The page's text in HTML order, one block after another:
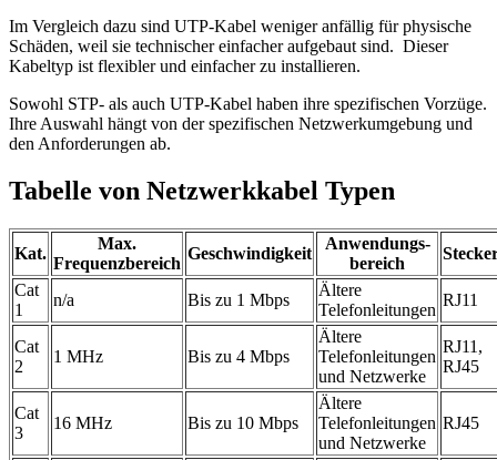
Im Vergleich dazu sind UTP-Kabel weniger anfällig für physische
Schäden, weil sie technischer einfacher aufgebaut sind. Dieser
Kabeltyp ist flexibler und einfacher zu installieren.
Sowohl STP- als auch UTP-Kabel haben ihre spezifischen Vorzüge.
Ihre Auswahl hängt von der spezifischen Netzwerkumgebung und
den Anforderungen ab.
Tabelle von Netzwerkkabel Typen
Kat.
Max.
Frequenzbereich
Geschwindigkeit
Anwendungs-
bereich
Cat
1
n/a Bis zu 1 Mbps
Ältere
Telefonleitungen
RJ11
Cat
2
1 MHz Bis zu 4 Mbps
Ältere
Telefonleitungen
und Netzwerke
RJ11,
RJ45
Cat
3
16 MHz Bis zu 10 Mbps
Ältere
Telefonleitungen
und Netzwerke
RJ45